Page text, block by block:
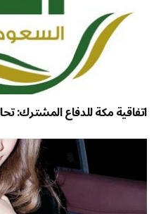
اتفاقية مكة للدفاع المشترك: